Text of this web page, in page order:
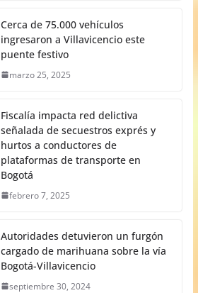
Cerca de 75.000 vehículos
ingresaron a Villavicencio este
puente festivo
marzo 25, 2025
Fiscalía impacta red delictiva
señalada de secuestros exprés y
hurtos a conductores de
plataformas de transporte en
Bogotá
febrero 7, 2025
Autoridades detuvieron un furgón
cargado de marihuana sobre la vía
Bogotá-Villavicencio
septiembre 30, 2024